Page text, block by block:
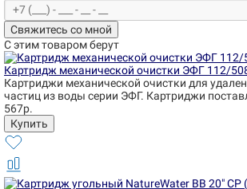
Свяжитесь со мной
С этим товаром берут
Картридж механической очистки ЭФГ 112/
Картриджи механической очистки для
частиц из воды серии ЭФГ. Картриджи
567р.